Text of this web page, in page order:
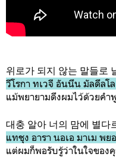
위로가 되지 않는 말들로
วีโรกา ทเวจี อันนึน มัลดึลโ
แม้พยายามดึงผมไว้ด้วยคำ
대충 알아 너의 맘에 별다
แทชุง อารา นอเอ มาเม พย
แต่ผมก็พอรับรู้ว่าในใจของ